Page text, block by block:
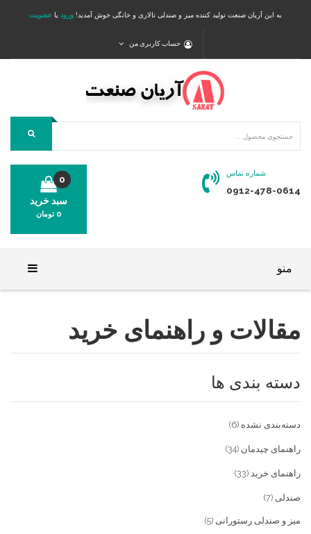
به این آریان صنعت تولید کننده میز و صندلی تالاری و خانگی خوش آمدید! ورود یا عضویت
حساب کاربری من
شماره تماس
0912-478-0614
سبد خرید
0
0 تومان
منو
فروشگاه
میز و صندلی خانگی
تماس با ما
خدمات
تماس با ما
سوالات متداول
پیش پرداخت
مقالات و راهنمای خرید
دسته بندی ها
دسته‌بندی نشده (6)
راهنمای چیدمان (34)
راهنمای خرید (33)
صندلی (7)
میز و صندلی رستورانی (5)